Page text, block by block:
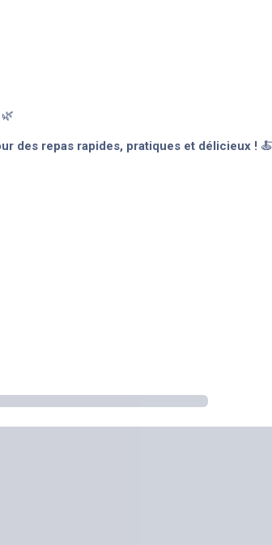
des repas rapides, pratiques et délicieux !